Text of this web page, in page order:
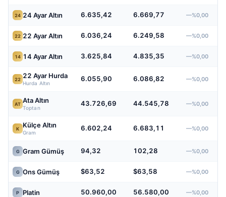
24 24 Ayar Altın 6.635,42 6.669,77 —%0,00
22 22 Ayar Altın 6.036,24 6.249,58 —%0,00
14 14 Ayar Altın 3.625,84 4.835,35 —%0,00
22 22 Ayar Hurda
Hurda Altın
6.055,90 6.086,82 —%0,00
AT Ata Altın
Toptan
43.726,69 44.545,78 —%0,00
K Külçe Altın
Gram
6.602,24 6.683,11 —%0,00
G Gram Gümüş 94,32 102,28 —%0,00
G Ons Gümüş $63,52 $63,58 —%0,00
P Platin 50.960,00 56.580,00 —%0,00